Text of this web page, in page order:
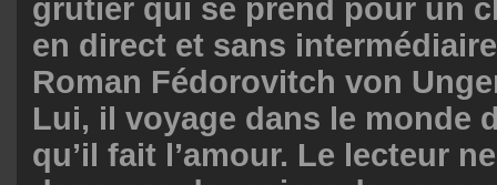
grutier qui se prend pour un
en direct et sans
Roman Fédorovitch von
Lui, il voyage dans le monde
qu’il fait l’amour. Le lecteur